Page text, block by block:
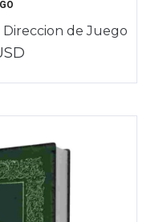
de Juego